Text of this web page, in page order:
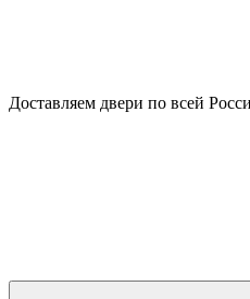
Доставляем двери по всей